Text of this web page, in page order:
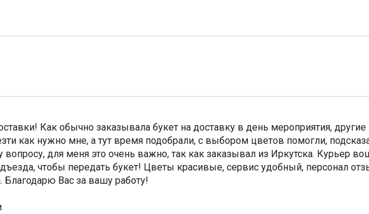
Как обычно заказывала букет на доставку в день мероприятия,
как нужно мне, а тут время подобрали, с выбором цветов помогли,
для меня это очень важно, так как заказывал из Иркутска. Курьер
чтобы передать букет! Цветы красивые, сервис удобный, персонал
Благодарю Вас за вашу работу!